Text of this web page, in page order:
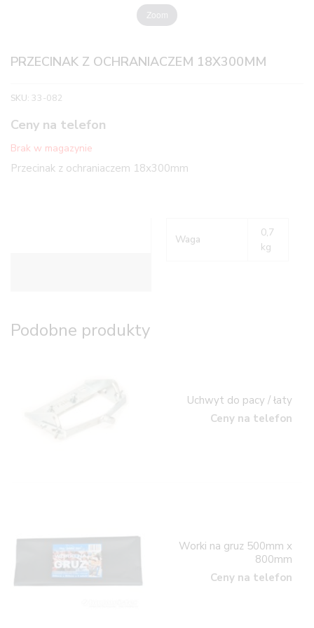
Zoom
PRZECINAK Z OCHRANIACZEM 18X300MM
SKU: 33-082
Ceny na telefon
Brak w magazynie
Przecinak z ochraniaczem 18x300mm
Waga
0,7
kg
Podobne produkty
Uchwyt do pacy / łaty
Ceny na telefon
Worki na gruz 500mm x
800mm
Ceny na telefon